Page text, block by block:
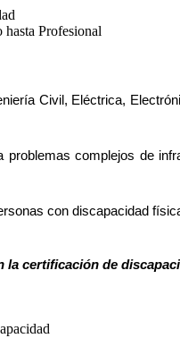
hasta Profesional
Civil, Eléctrica,
complejos de
con discapacidad
certificación de